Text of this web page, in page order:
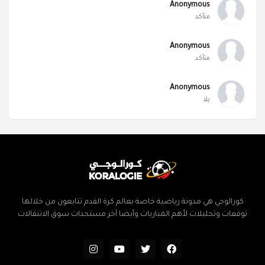
Anonymous
متأكد
Anonymous
متأكد
Anonymous
يلا
كورالوجي هي مدونة رياضية خاصة بعالم كرة القدم تتابعون من خلالها
توقعات وتحليلات لأهم المباريات وأيضا آخر مستجدات سوق الانتقالات